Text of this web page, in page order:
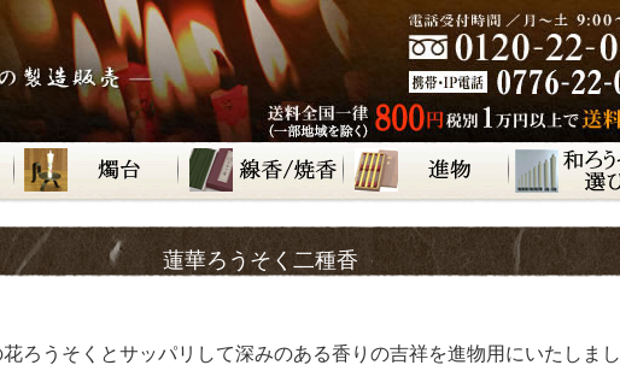
蓮華ろうそく二種香
ろうそくとサッパリして深みのある香りの吉祥を進物用にいたしまし